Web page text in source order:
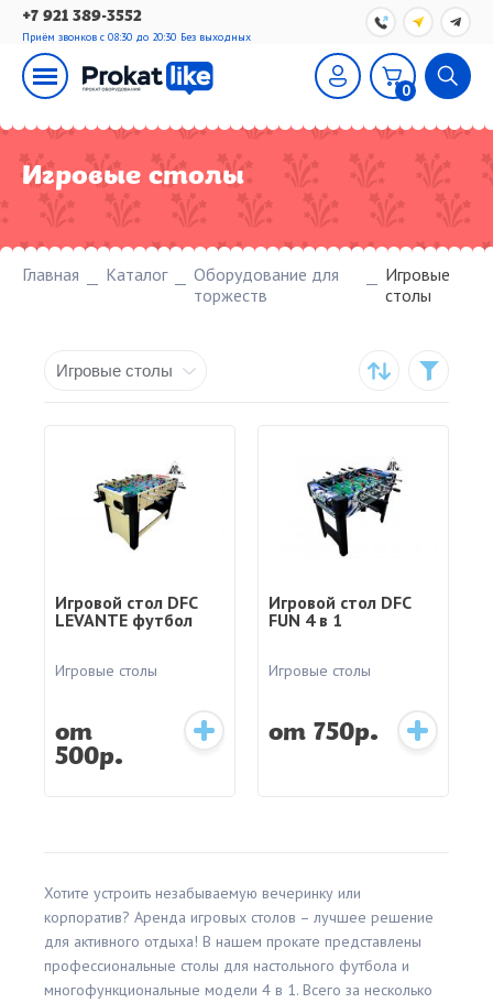
+7 921 389-3552
Приём звонков с 08:30 до 20:30 Без выходных
0
Игровые столы
Главная Каталог
Оборудование для
торжеств
Игровые
столы
Игровые столы
Игровой стол DFC
LEVANTE футбол
Игровые столы
от
500р.
Игровой стол DFC
FUN 4 в 1
Игровые столы
от 750р.
Хотите устроить незабываемую вечеринку или
корпоратив? Аренда игровых столов – лучшее решение
для активного отдыха! В нашем прокате представлены
профессиональные столы для настольного футбола и
многофункциональные модели 4 в 1. Всего за несколько